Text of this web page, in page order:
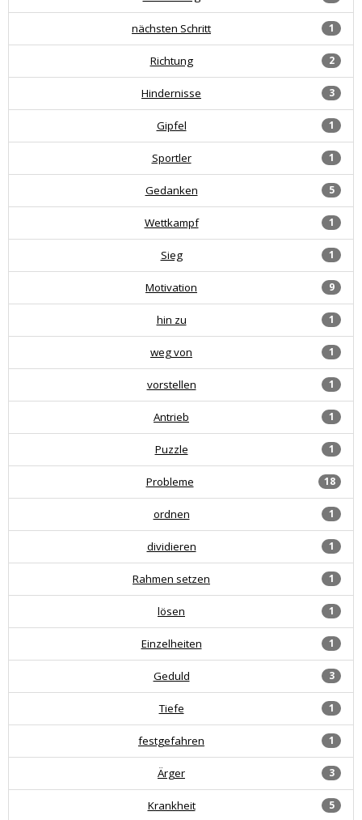
1
nächsten Schritt
2
Richtung
3
Hindernisse
1
Gipfel
1
Sportler
5
Gedanken
1
Wettkampf
1
Sieg
9
Motivation
1
hin zu
1
weg von
1
vorstellen
1
Antrieb
1
Puzzle
18
Probleme
1
ordnen
1
dividieren
1
Rahmen setzen
1
lösen
1
Einzelheiten
3
Geduld
1
Tiefe
1
festgefahren
3
Ärger
5
Krankheit